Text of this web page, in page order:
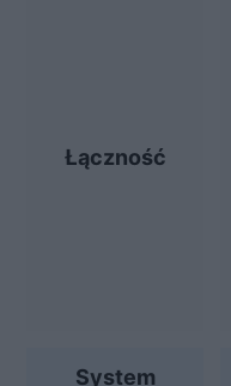
Łączność
System